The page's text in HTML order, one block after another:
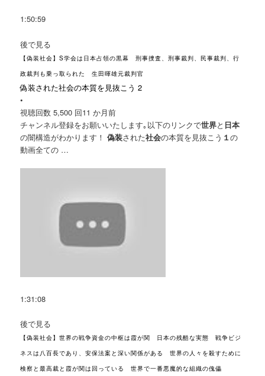
1:50:59
後で見る
【偽装社会】S学会は日本占領の黒幕 刑事捜査、刑事裁判、民事裁判、行
政裁判も乗っ取られた 生田暉雄元裁判官
偽装された社会の本質を見抜こう 2
•
視聴回数 5,500 回11 か月前
チャンネル登録をお願いいたします｡以下のリンクで世界と 日本
の闇構造がわかります！偽装された社会の本質を見抜こう １の
動画全ての …
1:31:08
後で見る
【偽装社会】世界の戦争資金の中枢は霞が関 日本の残酷な実態 戦争ビジ
ネスは八百長であり、安保法案と深い関係がある 世界の人々を殺すために
検察と最高裁と霞が関は回っている 世界で一番悪魔的な組織の傀儡